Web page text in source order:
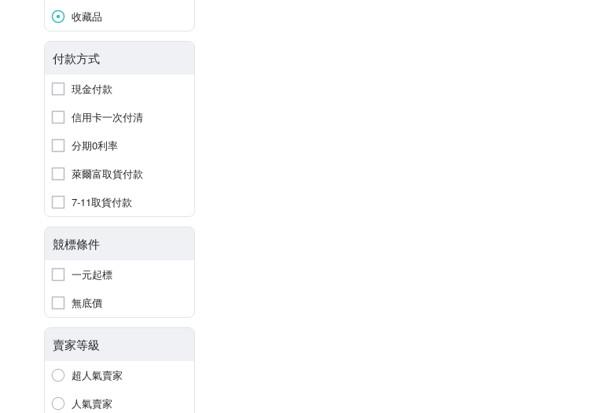
收藏品
付款方式
現金付款
信用卡一次付清
分期0利率
萊爾富取貨付款
7-11取貨付款
競標條件
一元起標
無底價
賣家等級
超人氣賣家
人氣賣家